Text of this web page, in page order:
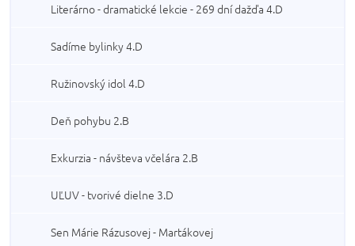
Literárno - dramatické lekcie - 269 dní dažďa 4.D
Sadíme bylinky 4.D
Ružinovský idol 4.D
Deň pohybu 2.B
Exkurzia - návšteva včelára 2.B
UĽUV - tvorivé dielne 3.D
Sen Márie Rázusovej - Martákovej